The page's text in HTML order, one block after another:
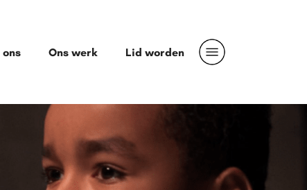
Ons werk Lid worden